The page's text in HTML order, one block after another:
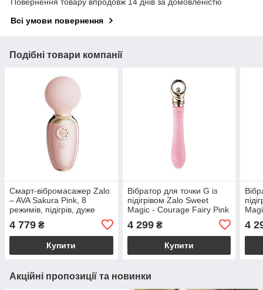
Всі умови повернення
Подібні товари компанії
Смарт-вібромасажер Zalo
– AVA Sakura Pink, 8
режимів, підігрів, дуже
потужний та компактний
4 779 ₴
Купити
Вібратор для точки G із
підігрівом Zalo Sweet
Magic - Courage Fairy Pink
4 299₴
Купити
4
Акційні пропозиції та новинки